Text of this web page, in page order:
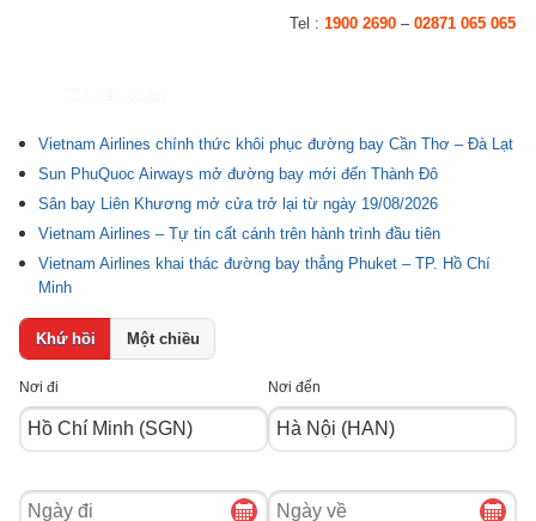
Tel : 1900 2690– 02871 065 065
Vietnam Airlines chính thức khôi phục đường bay Cần Thơ – Đà Lạt
Sun PhuQuoc Airways mở đường bay mới đến Thành Đô
Sân bay Liên Khương mở cửa trở lại từ ngày 19/08/2026
Vietnam Airlines – Tự tin cất cánh trên hành trình đầu tiên
Vietnam Airlines khai thác đường bay thẳng Phuket – TP. Hồ Chí
Minh
Khứ hồi Một chiều
Nơi đi Nơi đến
Ngày
đi
Ngày
về